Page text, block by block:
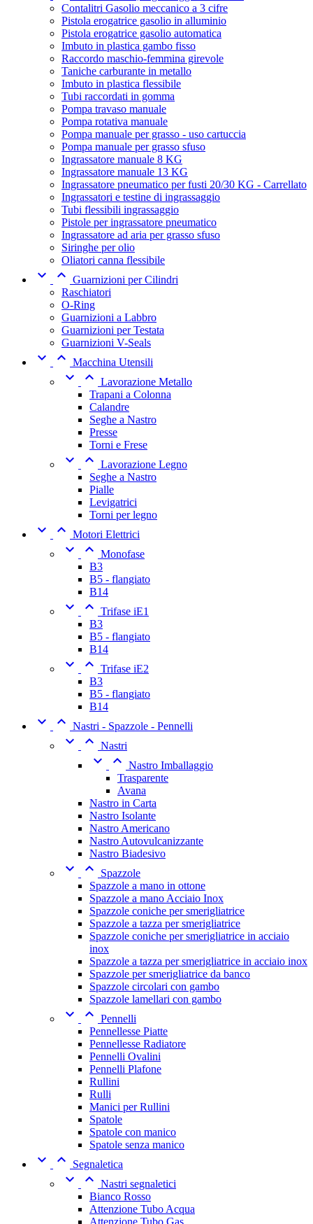
Contalitri Gasolio meccanico a 3 cifre
Pistola erogatrice gasolio in alluminio
Pistola erogatrice gasolio automatica
Imbuto in plastica gambo fisso
Raccordo maschio-femmina girevole
Taniche carburante in metallo
Imbuto in plastica flessibile
Tubi raccordati in gomma
Pompa travaso manuale
Pompa rotativa manuale
Pompa manuale per grasso - uso cartuccia
Pompa manuale per grasso sfuso
Ingrassatore manuale 8 KG
Ingrassatore manuale 13 KG
Ingrassatore pneumatico per fusti 20/30 KG - Carrellato
Ingrassatori e testine di ingrassaggio
Tubi flessibili ingrassaggio
Pistole per ingrassatore pneumatico
Ingrassatore ad aria per grasso sfuso
Siringhe per olio
Oliatori canna flessibile
  Guarnizioni per Cilindri
Raschiatori
O-Ring
Guarnizioni a Labbro
Guarnizioni per Testata
Guarnizioni V-Seals
  Macchina Utensili
  Lavorazione Metallo
Trapani a Colonna
Calandre
Seghe a Nastro
Presse
Torni e Frese
  Lavorazione Legno
Seghe a Nastro
Pialle
Levigatrici
Torni per legno
  Motori Elettrici
  Monofase
B3
B5 - flangiato
B14
  Trifase iE1
B3
B5 - flangiato
B14
  Trifase iE2
B3
B5 - flangiato
B14
  Nastri - Spazzole - Pennelli
  Nastri
  Nastro Imballaggio
Trasparente
Avana
Nastro in Carta
Nastro Isolante
Nastro Americano
Nastro Autovulcanizzante
Nastro Biadesivo
 
Spazzole
Spazzole a mano in ottone
Spazzole a mano Acciaio Inox
Spazzole coniche per smerigliatrice
Spazzole a tazza per smerigliatrice
Spazzole coniche per smerigliatrice in acciaio
inox
Spazzole a tazza per smerigliatrice in acciaio inox
Spazzole per smerigliatrice da banco
Spazzole circolari con gambo
Spazzole lamellari con gambo
  Pennelli
Pennellesse Piatte
Pennellesse Radiatore
Pennelli Ovalini
Pennelli Plafone
Rullini
Rulli
Manici per Rullini
Spatole
Spatole con manico
Spatole senza manico
  Segnaletica
  Nastri segnaletici
Bianco Rosso
Attenzione Tubo Acqua
Attenzione Tubo Gas